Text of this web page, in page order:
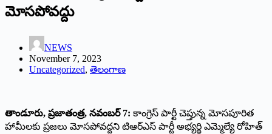
మోసపోవద్దు
NEWS
November 7, 2023
Uncategorized, తెలంగాణ
తాండూరు, ప్రజాతంత్ర, నవంబర్ 7: కాంగ్రెస్ పార్టీ చెప్తున్న మోసపూరిత
హామీలకు ప్రజలు మోసపోవద్దని టిఆర్ఎస్ పార్టీ అభ్యర్థి ఎమ్మెల్యే రోహిత్